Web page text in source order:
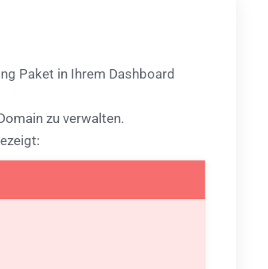
Paket in Ihrem Dashboard
zu verwalten.